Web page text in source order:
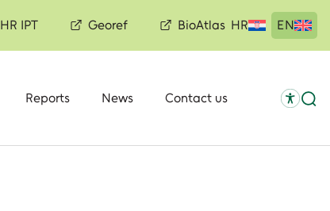
HR IPT Georef BioAtlas HR EN
Reports News Contact us